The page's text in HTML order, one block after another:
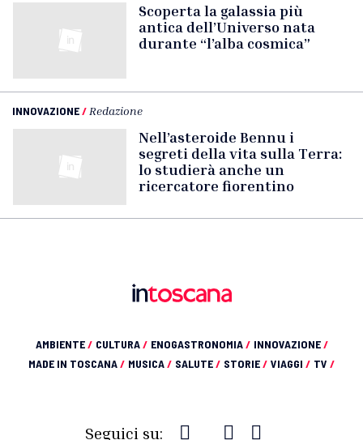
Scoperta la galassia più
antica dell’Universo nata
durante “l’alba cosmica”
INNOVAZIONE/ Redazione
Nell’asteroide Bennu i
segreti della vita sulla Terra:
lo studierà anche un
ricercatore fiorentino
AMBIENTE/ CULTURA/ ENOGASTRONOMIA/ INNOVAZIONE/
MADE IN TOSCANA/ MUSICA/ SALUTE/ STORIE/ VIAGGI / TV /
Seguici su: